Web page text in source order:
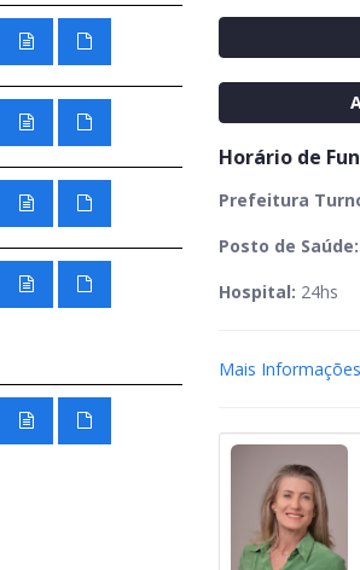
Horário de
Prefeitura
Posto de Saúde:
Hospital: 24hs
Mais Informações